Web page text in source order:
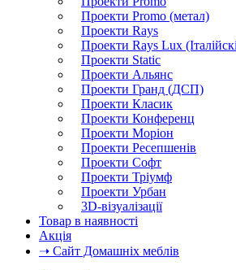
Проекти Promo (метал)
Проекти Rays
Проекти Rays Lux
Проекти Static
Проекти Альянс
Проекти Гранд (ДСП)
Проекти Класик
Проекти Конференц
Проекти Моріон
Проекти Ресепшенів
Проекти Софт
Проекти Тріумф
Проекти Урбан
3D-візуалізації
Товар в наявності
Акція
➝ Сайт Домашніх меблів